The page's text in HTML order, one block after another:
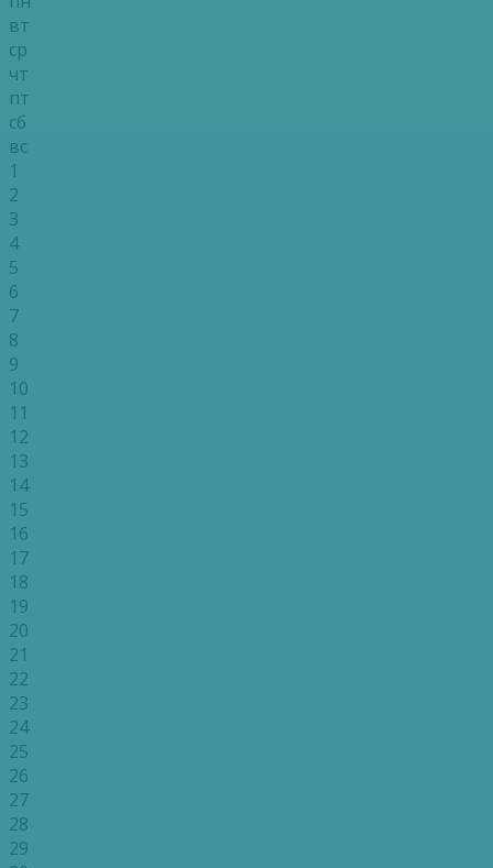
вт
ср
чт
пт
сб
вс
1
2
3
4
5
6
7
8
9
10
11
12
13
14
15
16
17
18
19
20
21
22
23
24
25
26
27
28
29